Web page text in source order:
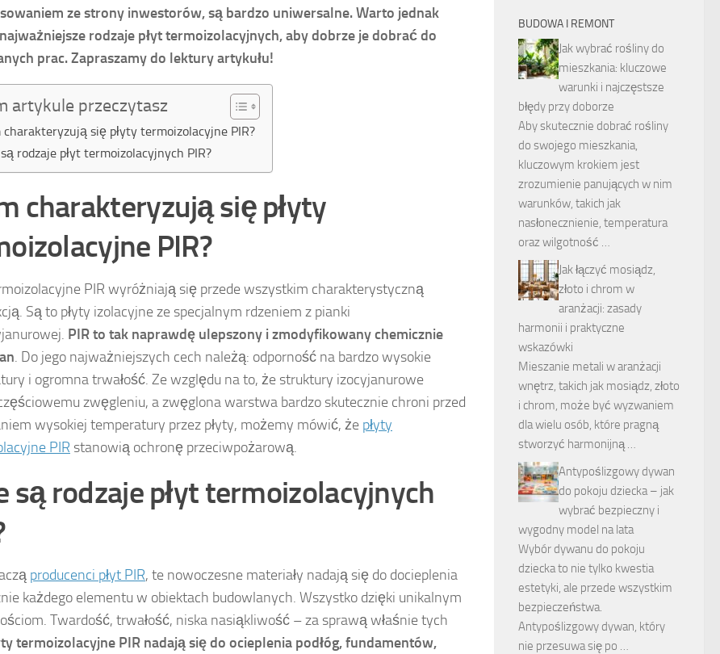
ze strony inwestorów, są bardzo uniwersalne. Warto jednak
rodzaje płyt termoizolacyjnych, aby dobrze je dobrać do
prac. Zapraszamy do lektury artykułu!
artykule przeczytasz
charakteryzują się płyty termoizolacyjne PIR?
rodzaje płyt termoizolacyjnych PIR?
charakteryzują się płyty
PIR?
PIR wyróżniają się przede wszystkim charakterystyczną
Są to płyty izolacyjne ze specjalnym rdzeniem z pianki
PIR to tak naprawdę ulepszony i zmodyfikowany chemicznie
. Do jego najważniejszych cech należą: odporność na bardzo wysokie
i ogromna trwałość. Ze względu na to, że struktury izocyjanurowe
zwęgleniu, a zwęglona warstwa bardzo skutecznie chroni przed
wysokiej temperatury przez płyty, możemy mówić, że płyty
PIR stanowią ochronę przeciwpożarową.
są rodzaje płyt termoizolacyjnych
producenci płyt PIR, te nowoczesne materiały nadają się do docieplenia
każdego elementu w obiektach budowlanych. Wszystko dzięki unikalnym
Twardość, trwałość, niska nasiąkliwość – za sprawą właśnie tych
termoizolacyjne PIR nadają się do ocieplenia podłóg, fundamentów,
BUDOWA I REMONT
Jak wybrać rośliny do
mieszkania: kluczowe
warunki i najczęstsze
błędy przy doborze
Aby skutecznie dobrać rośliny
do swojego mieszkania,
kluczowym krokiem jest
zrozumienie panujących w nim
warunków, takich jak
nasłonecznienie, temperatura
oraz wilgotność …
Jak łączyć mosiądz,
złoto i chrom w
aranżacji: zasady
harmonii i praktyczne
wskazówki
Mieszanie metali w aranżacji
wnętrz, takich jak mosiądz, złoto
i chrom, może być wyzwaniem
dla wielu osób, które pragną
stworzyć harmonijną …
Antypoślizgowy dywan
do pokoju dziecka – jak
wybrać bezpieczny i
wygodny model na lata
Wybór dywanu do pokoju
dziecka to nie tylko kwestia
estetyki, ale przede wszystkim
bezpieczeństwa.
Antypoślizgowy dywan, który
nie przesuwa się po …